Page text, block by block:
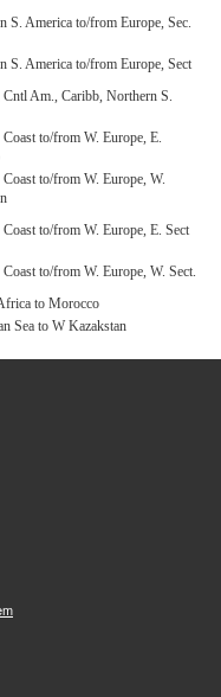
S. America to/from Europe, Sec.
S. America to/from Europe, Sect
Cntl Am., Caribb, Northern S.
to/from W. Europe, E.
to/from W. Europe, W.
to/from W. Europe, E. Sect
to/from W. Europe, W. Sect.
to Morocco
Sea to W Kazakstan